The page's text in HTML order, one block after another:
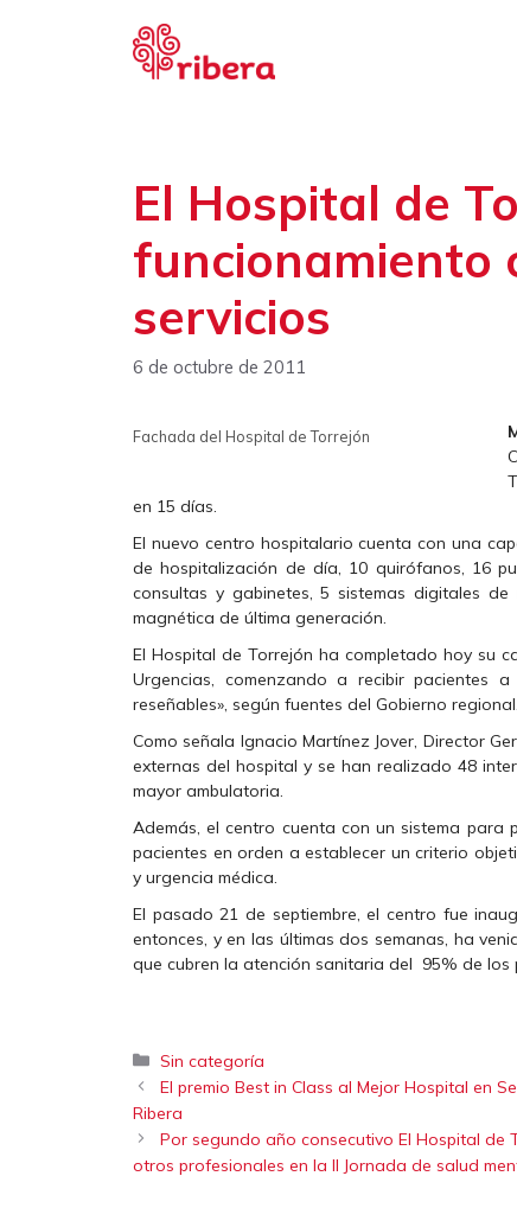
El Hospital de
funcionamiento
servicios
6 de octubre de 2011
Fachada del Hospital de Torrejón
en 15 días.
El nuevo centro hospitalario cuenta con una
de hospitalización de día, 10 quirófanos, 16
consultas y gabinetes, 5 sistemas digitales
magnética de última generación.
El Hospital de Torrejón ha completado hoy su
Urgencias, comenzando a recibir pacientes
reseñables», según fuentes del Gobierno regional.
Como señala Ignacio Martínez Jover, Director
externas del hospital y se han realizado 48
mayor ambulatoria.
Además, el centro cuenta con un sistema
pacientes en orden a establecer un criterio
y urgencia médica.
El pasado 21 de septiembre, el centro fue
entonces, y en las últimas dos semanas, ha
que cubren la atención sanitaria del 95% de los
Categorías
Sin categoría
El premio Best in Class al Mejor Hospital en
Ribera
Por segundo año consecutivo El Hospital de
otros profesionales en la II Jornada de salud